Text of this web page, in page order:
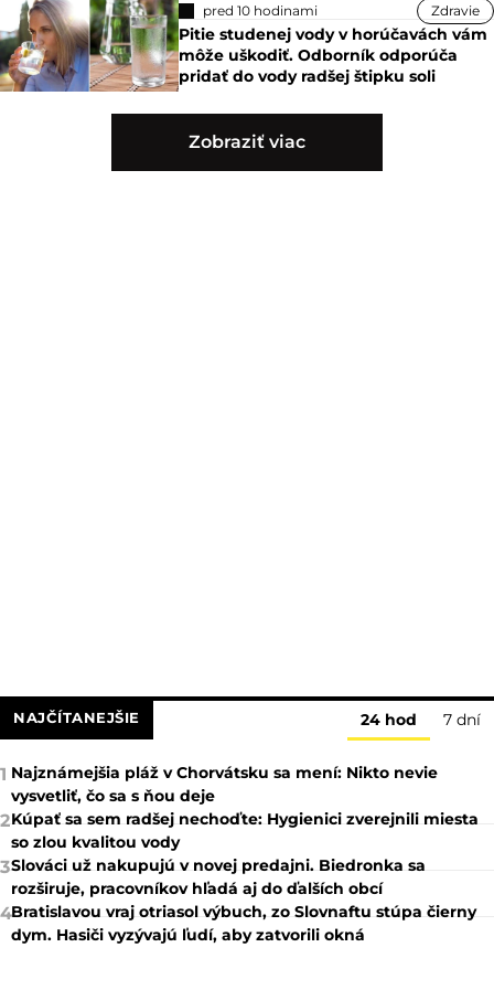
pred 10 hodinami Zdravie
Pitie studenej vody v horúčavách vám
môže uškodiť. Odborník odporúča
pridať do vody radšej štipku soli
Zobraziť viac
NAJČÍTANEJŠIE 24 hod 7 dní
1 Najznámejšia pláž v Chorvátsku sa mení: Nikto nevie
vysvetliť, čo sa s ňou deje
2Kúpať sa sem radšej nechoďte: Hygienici zverejnili miesta
so zlou kvalitou vody
3Slováci už nakupujú v novej predajni. Biedronka sa
rozširuje, pracovníkov hľadá aj do ďalších obcí
4Bratislavou vraj otriasol výbuch, zo Slovnaftu stúpa čierny
dym. Hasiči vyzývajú ľudí, aby zatvorili okná